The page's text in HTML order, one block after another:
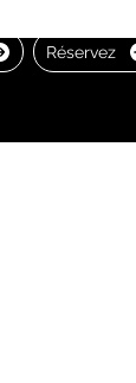
Réservez